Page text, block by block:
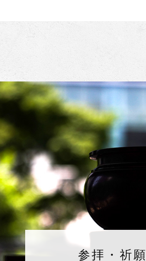
参拝・祈願